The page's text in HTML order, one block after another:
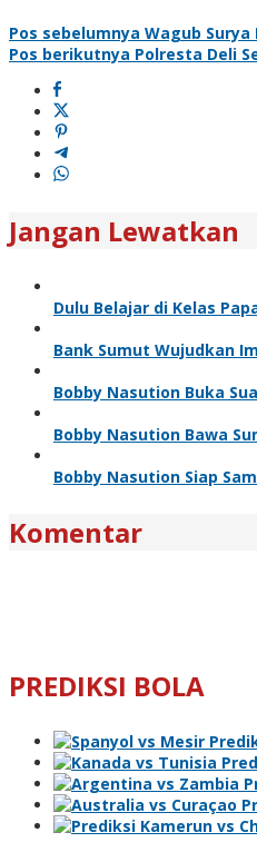
Pos sebelumnya Wagub
Pos berikutnya Polresta Deli
Jangan Lewatkan
Dulu Belajar di Kelas
Bank Sumut Wujudkan
Bobby Nasution Buka
Bobby Nasution Bawa
Bobby Nasution Siap
Komentar
PREDIKSI BOLA